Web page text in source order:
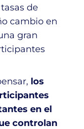
de
cambio en
gran
los
en el
controlan